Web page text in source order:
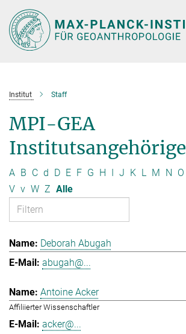
Hauptinhalt
Institut Staff
MPI-GEA
Institutsangehörige
A B C d D E F G H I J K L M N O
V v W Z Alle
Deborah Abugah
abugah@...
Antoine Acker
Affiliierter Wissenschaftler
acker@...